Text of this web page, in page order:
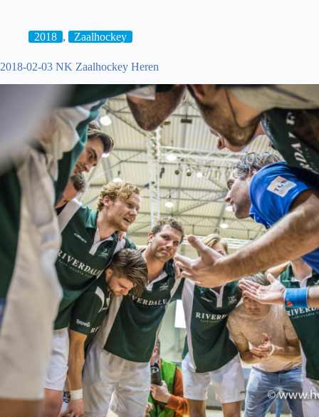
H1
[1-
2018 , Zaalhockey
2018-02-03 NK Zaalhockey Heren